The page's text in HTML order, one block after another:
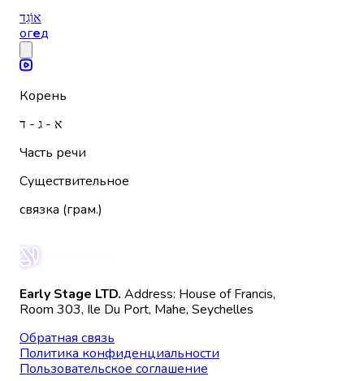
אוֹגֵד
огед
Корень
א - ג - ד
Часть речи
Существительное
связка (грам.)
Early Stage LTD. Address: House of Francis,
Room 303, Ile Du Port, Mahe, Seychelles
Обратная связь
Политика конфиденциальности
Пользовательское соглашение